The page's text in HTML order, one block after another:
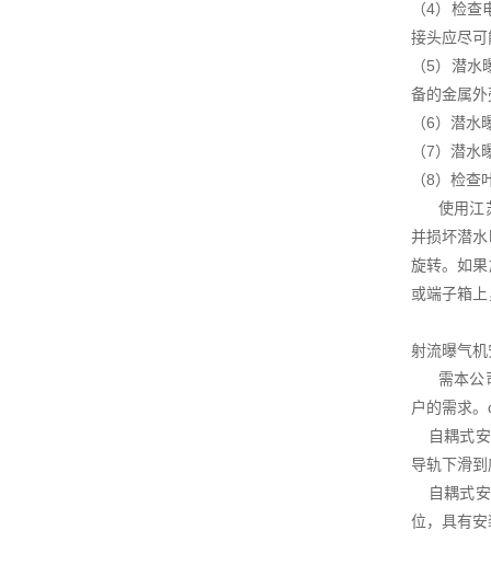
（4）检
接头应尽
（5）潜
备的金属
（6）潜
（7）潜
（8）检查
使用江苏
并损坏潜
旋转。如
或端子箱
射流曝气
需本公司
户的需求
自耦式安
导轨下滑
自耦式安
位，具有